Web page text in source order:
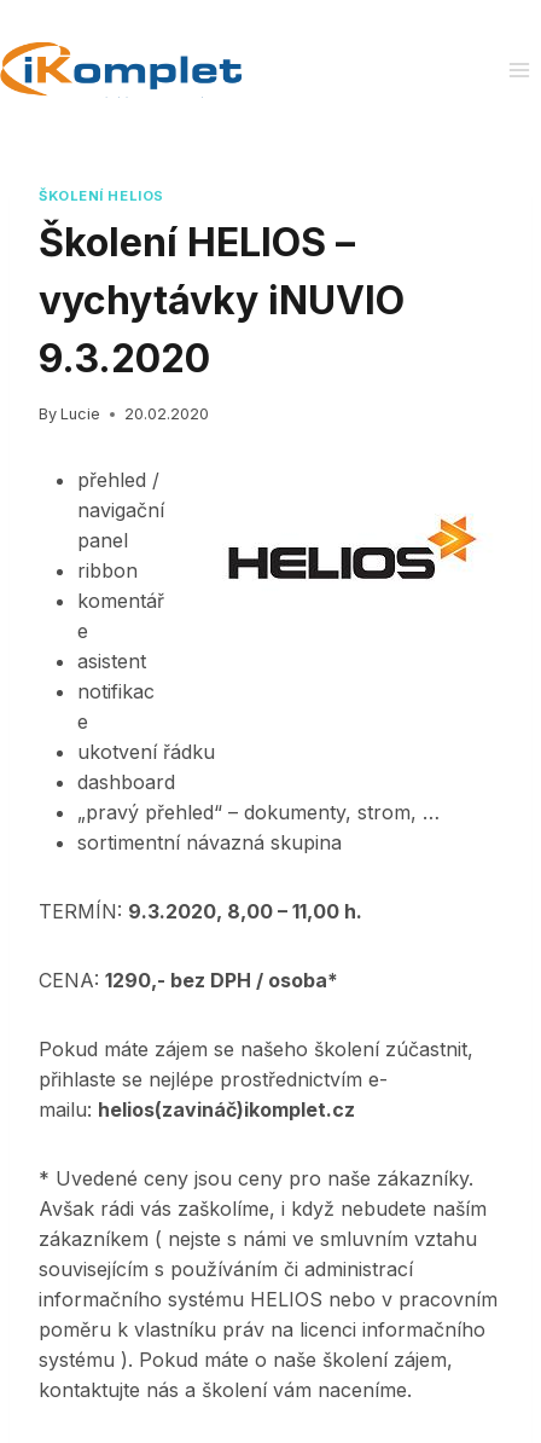
to
content
ŠKOLENÍ HELIOS
Školení HELIOS –
vychytávky iNUVIO
9.3.2020
By Lucie 20.02.2020
přehled /
navigační
panel
ribbon
komentář
e
asistent
notifikac
e
ukotvení řádku
dashboard
„pravý přehled“ – dokumenty, strom, …
sortimentní návazná skupina
TERMÍN: 9.3.2020, 8,00 – 11,00 h.
CENA: 1290,- bez DPH / osoba*
Pokud máte zájem se našeho školení zúčastnit,
přihlaste se nejlépe prostřednictvím e-
mailu: helios(zavináč)ikomplet.cz
* Uvedené ceny jsou ceny pro naše zákazníky.
Avšak rádi vás zaškolíme, i když nebudete naším
zákazníkem ( nejste s námi ve smluvním vztahu
souvisejícím s používáním či administrací
informačního systému HELIOS nebo v pracovním
poměru k vlastníku práv na licenci informačního
systému ). Pokud máte o naše školení zájem,
kontaktujte nás a školení vám naceníme.